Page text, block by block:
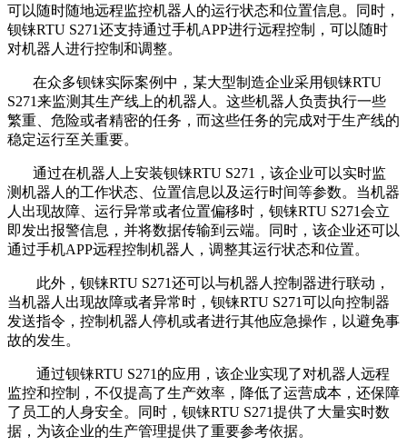
可以随时随地远程监控机器人的运行状态和位置信息。同时，
钡铼RTU S271还支持通过手机APP进行远程控制，可以随时
对机器人进行控制和调整。
在众多钡铼实际案例中，某大型制造企业采用钡铼RTU
S271来监测其生产线上的机器人。这些机器人负责执行一些
繁重、危险或者精密的任务，而这些任务的完成对于生产线的
稳定运行至关重要。
通过在机器人上安装钡铼RTU S271，该企业可以实时监
测机器人的工作状态、位置信息以及运行时间等参数。当机器
人出现故障、运行异常或者位置偏移时，钡铼RTU S271会立
即发出报警信息，并将数据传输到云端。同时，该企业还可以
通过手机APP远程控制机器人，调整其运行状态和位置。
此外，钡铼RTU S271还可以与机器人控制器进行联动，
当机器人出现故障或者异常时，钡铼RTU S271可以向控制器
发送指令，控制机器人停机或者进行其他应急操作，以避免事
故的发生。
通过钡铼RTU S271的应用，该企业实现了对机器人远程
监控和控制，不仅提高了生产效率，降低了运营成本，还保障
了员工的人身安全。同时，钡铼RTU S271提供了大量实时数
据，为该企业的生产管理提供了重要参考依据。